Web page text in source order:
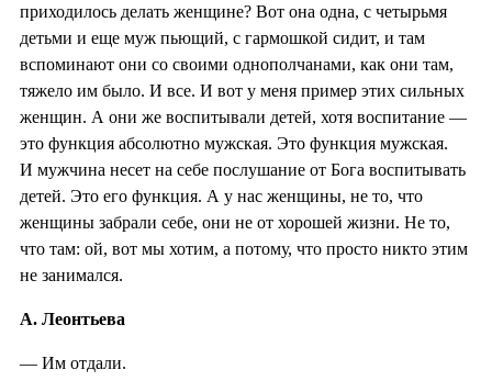
приходилось делать женщине? Вот она одна, с четырьмя
детьми и еще муж пьющий, с гармошкой сидит, и там
вспоминают они со своими однополчанами, как они там,
тяжело им было. И все. И вот у меня пример этих сильных
женщин. А они же воспитывали детей, хотя воспитание —
это функция абсолютно мужская. Это функция мужская.
И мужчина несет на себе послушание от Бога воспитывать
детей. Это его функция. А у нас женщины, не то, что
женщины забрали себе, они не от хорошей жизни. Не то,
что там: ой, вот мы хотим, а потому, что просто никто этим
не занимался.
А. Леонтьева
— Им отдали.